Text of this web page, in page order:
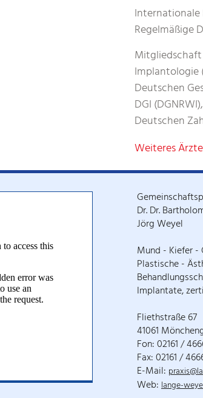
Regelmäßige
Implantologie
Deutschen
DGI
Deutschen
Weiteres
Dr. Dr.
Jörg Weyel
Mund - Kiefer
Plastische -
Implantate,
Fliethstraße 67
41061
Fon: 02161 /
Fax: 02161 /
E-Mail:
Web:lange-